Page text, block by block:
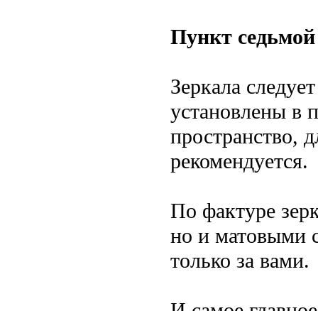
Пункт седьмой
Зеркала
установлены в
пространство,
рекомендуется.
По фактуре
но и матовыми
только за вами.